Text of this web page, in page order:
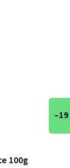
100g